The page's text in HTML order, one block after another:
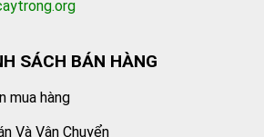
SÁCH BÁN HÀNG
mua hàng
Và Vận Chuyển